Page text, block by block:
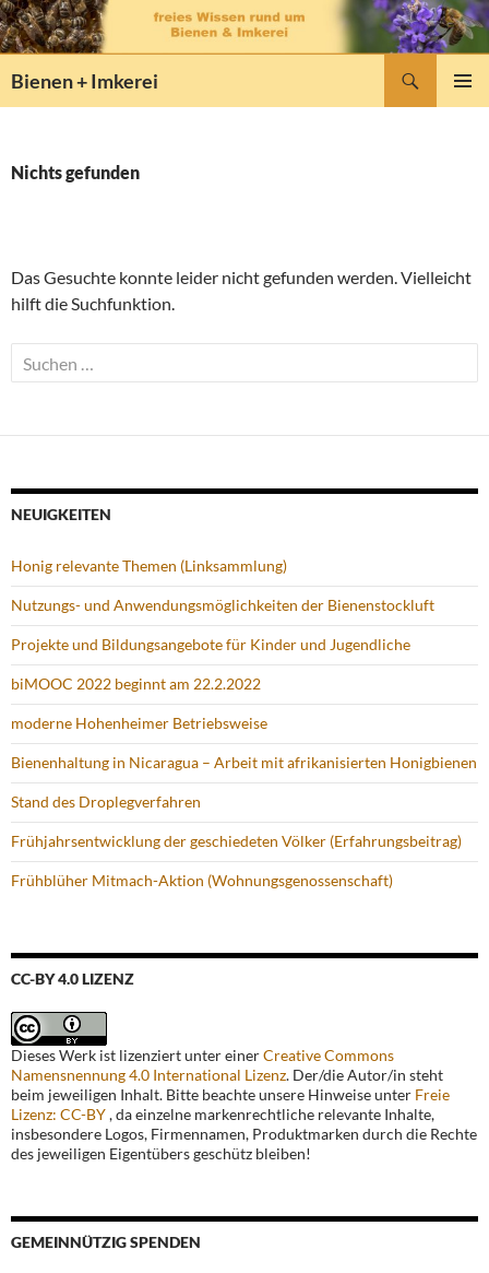
Zum
Inhalt
Bienen + Imkerei
Nichts gefunden
Das Gesuchte konnte leider nicht gefunden werden. Vielleicht
hilft die Suchfunktion.
Suchen
nach:
NEUIGKEITEN
Honig relevante Themen (Linksammlung)
Nutzungs- und Anwendungsmöglichkeiten der Bienenstockluft
Projekte und Bildungsangebote für Kinder und Jugendliche
biMOOC 2022 beginnt am 22.2.2022
moderne Hohenheimer Betriebsweise
Bienenhaltung in Nicaragua – Arbeit mit afrikanisierten Honigbienen
Stand des Droplegverfahren
Frühjahrsentwicklung der geschiedeten Völker (Erfahrungsbeitrag)
Frühblüher Mitmach-Aktion (Wohnungsgenossenschaft)
CC-BY 4.0 LIZENZ
Dieses Werk ist lizenziert unter einerCreative Commons
Namensnennung 4.0 International Lizenz. Der/die Autor/in steht
beim jeweiligen Inhalt. Bitte beachte unsere Hinweise unter Freie
Lizenz: CC-BY, da einzelne markenrechtliche relevante Inhalte,
insbesondere Logos, Firmennamen, Produktmarken durch die Rechte
des jeweiligen Eigentübers geschütz bleiben!
GEMEINNÜTZIG SPENDEN